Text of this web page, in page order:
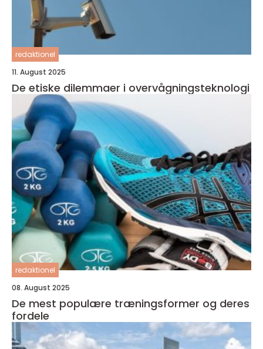
redaktionel
11. August 2025
De etiske dilemmaer i overvågningsteknologi
redaktionel
08. August 2025
De mest populære træningsformer og deres
fordele